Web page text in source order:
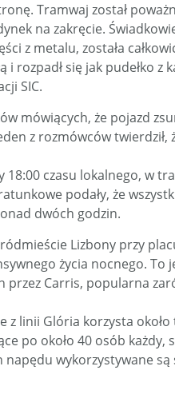
Tramwaj został
na zakręcie.
z metalu, została
i rozpadł się jak pudełko z
SIC.
mówiących, że pojazd
z rozmówców twierdził,
18:00 czasu lokalnego, w
podały, że
dwóch godzin.
Lizbony przy
życia nocnego. To
przez Carris, popularna
z linii Glória korzysta
po około 40 osób każdy,
wykorzystywane